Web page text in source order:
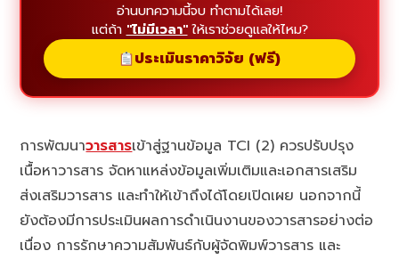
อ่านบทความนี้จบ ทำตามได้เลย!
แต่ถ้า "ไม่มีเวลา"ให้เราช่วยดูแลให้ไหม?
ประเมินราคาวิจัย (ฟรี)
การพัฒนาวารสารเข้าสู่ฐานข้อมูล TCI (2) ควรปรับปรุง
เนื้อหาวารสาร จัดหาแหล่งข้อมูลเพิ่มเติมและเอกสารเสริม
ส่งเสริมวารสาร และทำให้เข้าถึงได้โดยเปิดเผย นอกจากนี้
ยังต้องมีการประเมินผลการดำเนินงานของวารสารอย่างต่อ
เนื่อง การรักษาความสัมพันธ์กับผู้จัดพิมพ์วารสาร และ